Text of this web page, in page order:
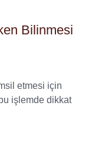
Bilinmesi
etmesi için
işlemde dikkat